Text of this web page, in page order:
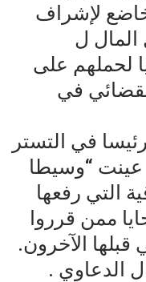
الخاضع لإشراف
المال ل
لحملهم على
في
في التستر
عينت “وسيطا
التي رفعها
ممن قرروا
الآخرون.
الدعاوي .